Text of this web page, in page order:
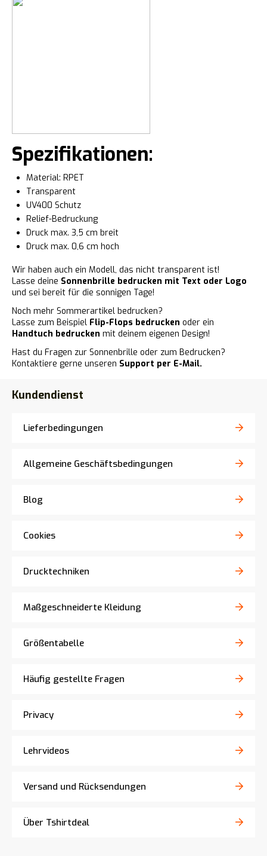
Spezifikationen:
Material: RPET
Transparent
UV400 Schutz
Relief-Bedruckung
Druck max. 3,5 cm breit
Druck max. 0,6 cm hoch
Wir haben auch ein Modell, das nicht transparent ist!
Lasse deine Sonnenbrille bedrucken mit Text oder Logo
und sei bereit für die sonnigen Tage!
Noch mehr Sommerartikel bedrucken?
Lasse zum Beispiel Flip-Flops bedrucken oder ein
Handtuch bedrucken mit deinem eigenen Design!
Hast du Fragen zur Sonnenbrille oder zum Bedrucken?
Kontaktiere gerne unseren Support per E-Mail.
Kundendienst
Lieferbedingungen
Allgemeine Geschäftsbedingungen
Blog
Cookies
Drucktechniken
Maßgeschneiderte Kleidung
Größentabelle
Häufig gestellte Fragen
Privacy
Lehrvideos
Versand und Rücksendungen
Über Tshirtdeal